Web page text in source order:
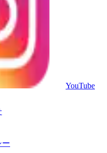
YouTube
ー